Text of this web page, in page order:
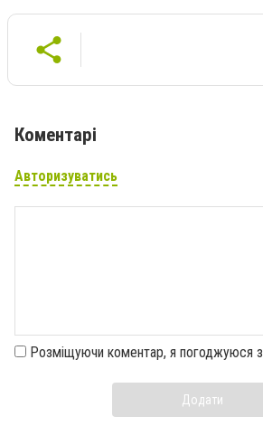
Коментарі
Авторизуватись
Розміщуючи коментар, я погоджуюся з
Додати